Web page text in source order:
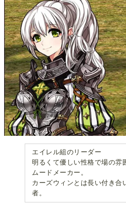
エイレル組のリーダー
明るくて優しい性格で場の雰
ムードメーカー。
カーズウィンとは長い付き合
者。